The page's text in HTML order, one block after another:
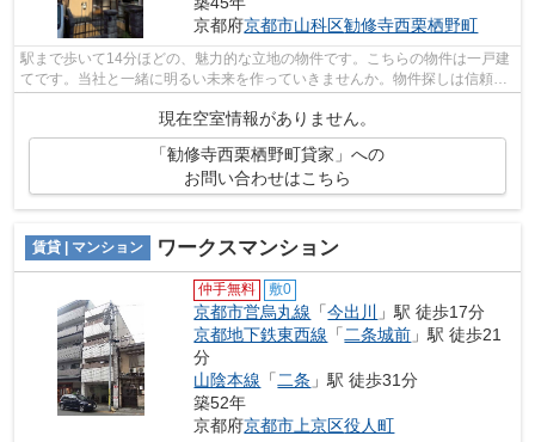
京都府京都市山科区勧修寺西栗栖野町
駅まで歩いて14分ほどの、魅力的な立地の物件です。こちらの物件は一戸建
てです。当社と一緒に明るい未来を作っていきませんか。物件探しは信頼と
実績のある当社にお任せ下さい。ご要...
現在空室情報がありません。
「勧修寺西栗栖野町貸家」への
お問い合わせはこちら
賃貸 | マンション ワークスマンション
仲手無料 敷0
京都市営烏丸線 「今出川 」駅 徒歩17分
京都地下鉄東西線 「二条城前 」駅 徒歩21
分
山陰本線 「二条 」駅 徒歩31分
築52年
京都府京都市上京区役人町